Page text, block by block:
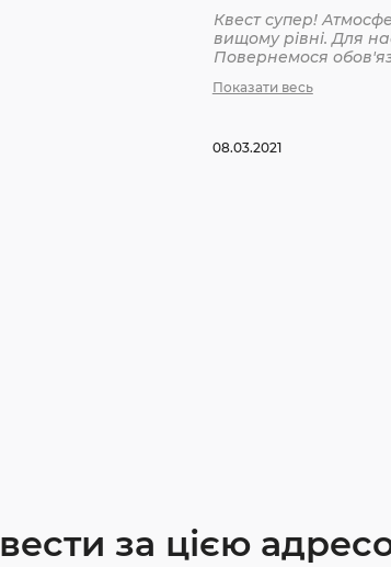
Квест супер!
вищому рівні. Для
Повернемося
Показати весь
08.03.2021
за цією